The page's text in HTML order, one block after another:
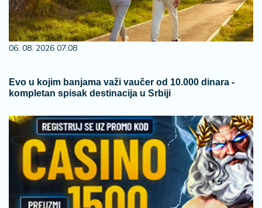
06. 08. 2026 07:08
Evo u kojim banjama važi vaučer od 10.000 dinara -
kompletan spisak destinacija u Srbiji